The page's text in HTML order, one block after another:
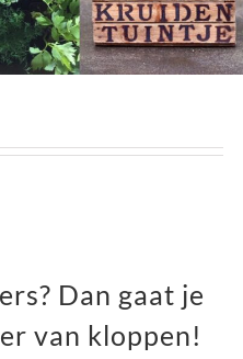
Dan gaat je
van kloppen!